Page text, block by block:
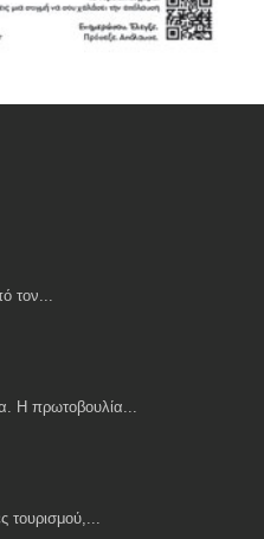
τον...
Η πρωτοβουλία...
τουρισμού,...